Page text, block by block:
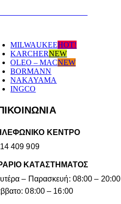
MILWAUKEEHOT!
KARCHERNEW
OLEO – MACNEW
BORMANN
NAKAYAMA
INGCO
ΚΕΝΤΡΟ
409 909
ΚΑΤΑΣΤΗΜΑΤΟΣ
– Παρασκευή: 08:00 – 20:00
08:00 – 16:00